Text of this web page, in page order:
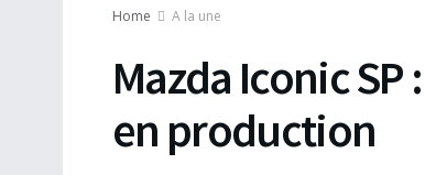
Home A la une
Mazda Iconic
en production